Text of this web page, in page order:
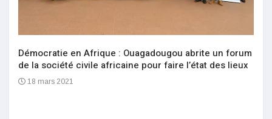
Démocratie en Afrique : Ouagadougou abrite un forum
de la société civile africaine pour faire l’état des lieux
18 mars 2021